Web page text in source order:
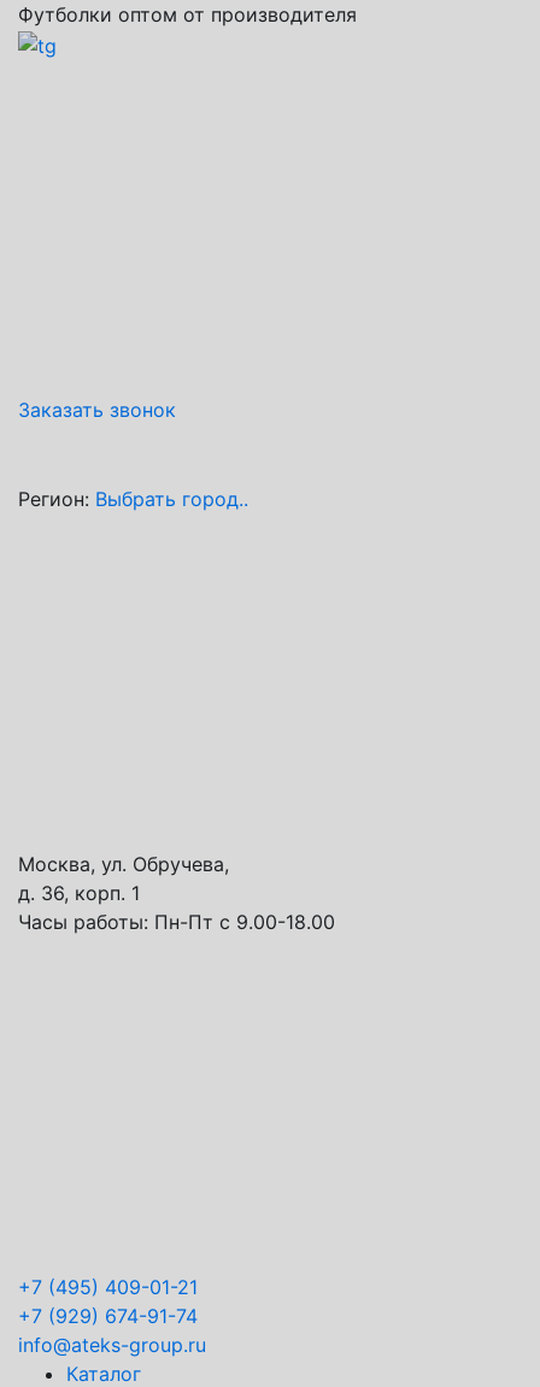
Футболки оптом от производителя
Заказать звонок
Регион: Выбрать город..
Москва, ул. Обручева,
д. 36, корп. 1
Часы работы: Пн-Пт с 9.00-18.00
+7 (495) 409-01-21
+7 (929) 674-91-74
info@ateks-group.ru
Каталог